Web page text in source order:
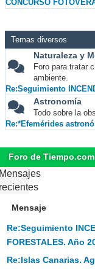
CONCURSO
Temas diversos
Naturaleza y
Foro para tratar
ambiente.
Re:Seguimiento
Astronomía
Todo sobre la
Re:*Efemérides
Foro de
Mensaje
Re:Seguimiento
FORESTALES. Año
Re:Islas Canarias.